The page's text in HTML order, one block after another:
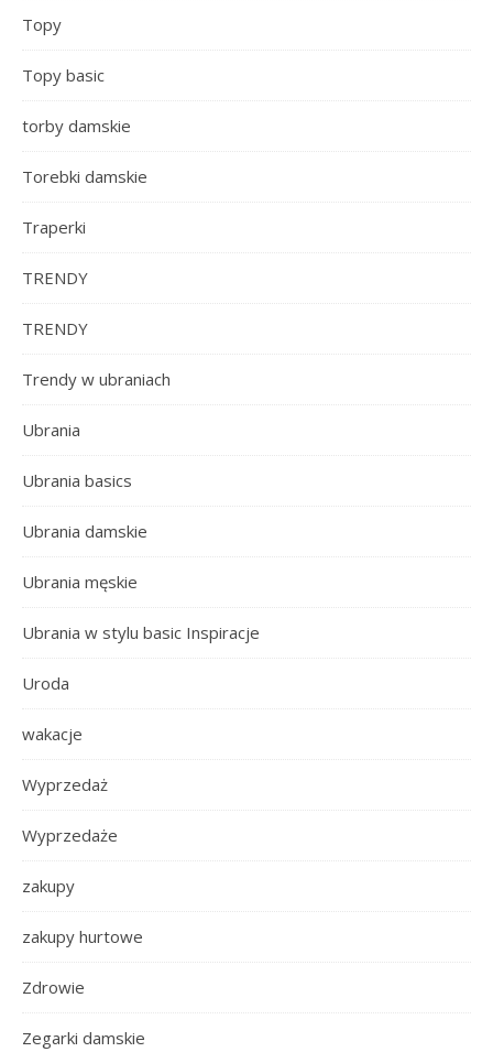
Topy
Topy basic
torby damskie
Torebki damskie
Traperki
TRENDY
TRENDY
Trendy w ubraniach
Ubrania
Ubrania basics
Ubrania damskie
Ubrania męskie
Ubrania w stylu basic Inspiracje
Uroda
wakacje
Wyprzedaż
Wyprzedaże
zakupy
zakupy hurtowe
Zdrowie
Zegarki damskie